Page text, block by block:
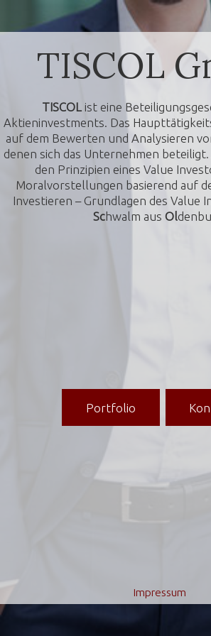
TISCOL
TISCOL ist eine
Aktieninvestments. Das
auf dem Bewerten und Analysieren
denen sich das Unternehmen
den Prinzipien eines Value
Moralvorstellungen basierend auf
Investieren – Grundlagen des Value
Schwalm aus Ol
Portfolio
Impressum